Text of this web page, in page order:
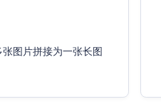
图片拼接为一张长图